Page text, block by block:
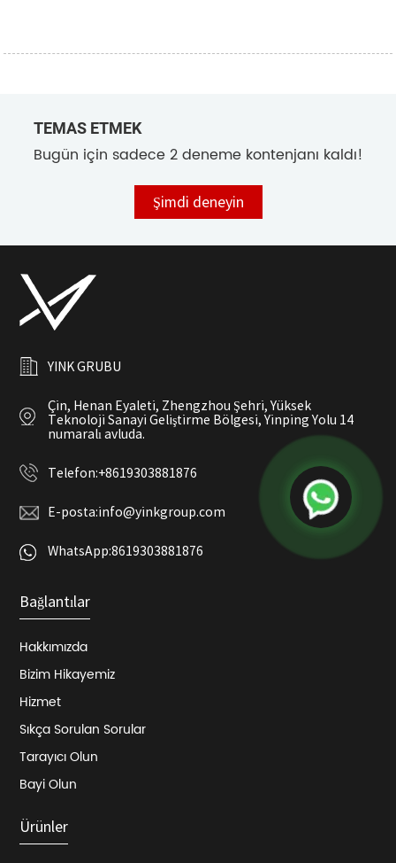
TEMAS ETMEK
Bugün için sadece 2 deneme kontenjanı kaldı!
Şimdi deneyin
YINK GRUBU
Çin, Henan Eyaleti, Zhengzhou Şehri, Yüksek
Teknoloji Sanayi Geliştirme Bölgesi, Yinping Yolu 14
numaralı avluda.
Telefon:+8619303881876
E-posta:info@yinkgroup.com
WhatsApp:8619303881876
Bağlantılar
Hakkımızda
Bizim Hikayemiz
Hizmet
Sıkça Sorulan Sorular
Tarayıcı Olun
Bayi Olun
Ürünler